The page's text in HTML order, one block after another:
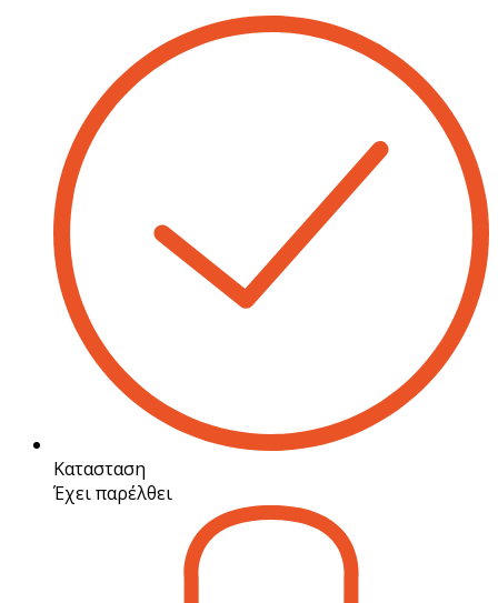
Κατασταση
Έχει παρέλθει